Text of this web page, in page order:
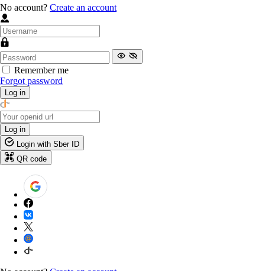
No account? Create an account
Remember me
Forgot password
Log in
Log in
Login with Sber ID
QR code